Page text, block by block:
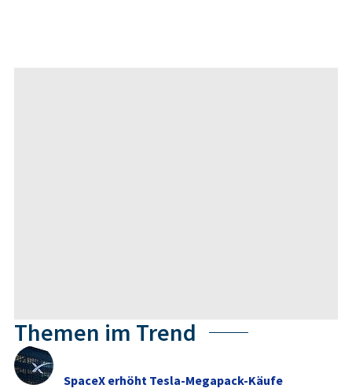
Themen im Trend
SpaceX erhöht Tesla-Megapack-Käufe